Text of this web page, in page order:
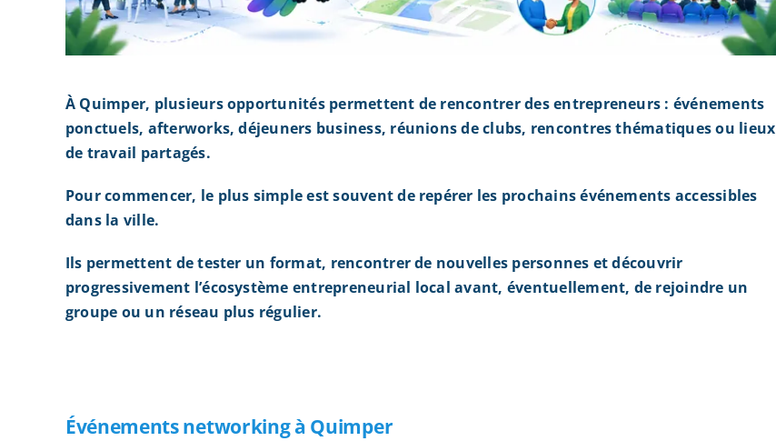
À Quimper, plusieurs opportunités permettent de rencontrer des entrepreneurs : événements
ponctuels, afterworks, déjeuners business, réunions de clubs, rencontres thématiques ou lieux
de travail partagés.
Pour commencer, le plus simple est souvent de repérer les prochains événements accessibles
dans la ville.
Ils permettent de tester un format, rencontrer de nouvelles personnes et découvrir
progressivement l’écosystème entrepreneurial local avant, éventuellement, de rejoindre un
groupe ou un réseau plus régulier.
Événements networking à Quimper